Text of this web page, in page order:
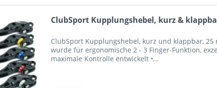
ClubSport Kupplungshebel, kurz &
ClubSport Kupplungshebel, kurz und klappbar,
wurde für ergonomische 2 - 3 Finger-Funktion,
maximale Kontrolle entwickelt •...